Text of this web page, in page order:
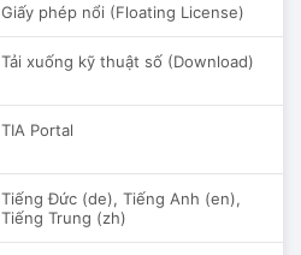
Giấy phép nổi (Floating License)
Tải xuống kỹ thuật số (Download)
TIA Portal
Tiếng Đức (de), Tiếng Anh (en),
Tiếng Trung (zh)